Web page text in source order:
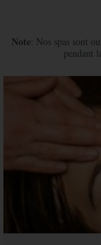
Note: Nos spas sont
pendant